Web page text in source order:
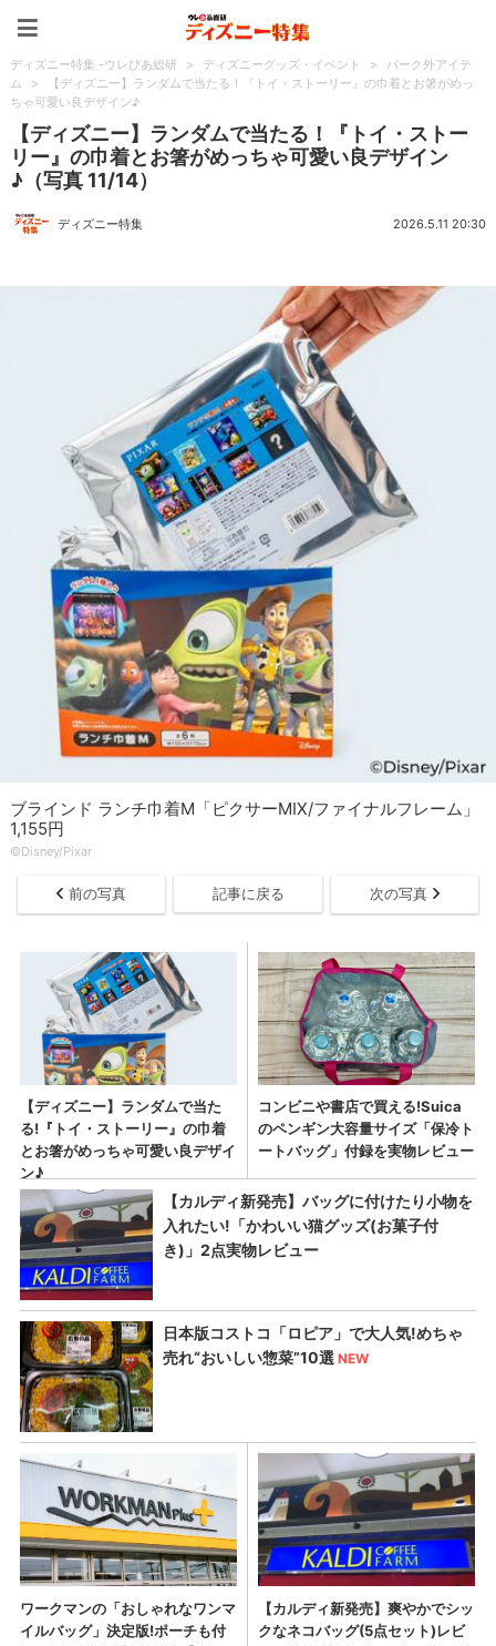
ディズニー特集 -ウレぴあ総研 > ディズニーグッズ・イベント >
パーク外アイテ
ム
>
【ディズニー】ランダムで当たる！『トイ・ストーリー』の巾着とお箸がめっ
ちゃ可愛い良デザイン♪
【ディズニー】ランダムで当たる！『トイ・ストー
リー』の巾着とお箸がめっちゃ可愛い良デザイン
♪（写真 11/14）
ディズニー特集 2026.5.11 20:30
ブラインド ランチ巾着M「ピクサーMIX/ファイナルフレーム」
1,155円
©Disney/Pixar
前の写真 記事に戻る 次の写真